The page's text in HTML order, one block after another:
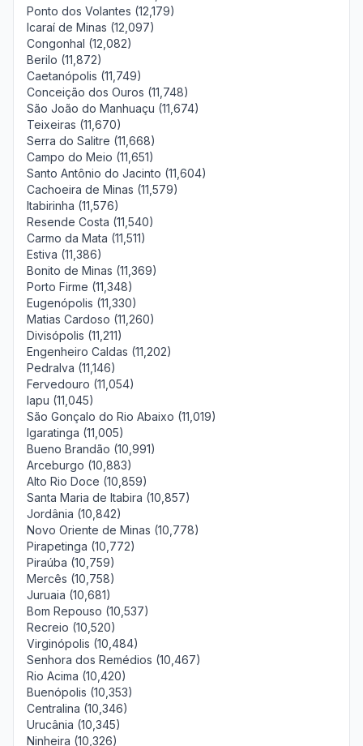
Ponto dos Volantes (12,179)
Icaraí de Minas (12,097)
Congonhal (12,082)
Berilo (11,872)
Caetanópolis (11,749)
Conceição dos Ouros (11,748)
São João do Manhuaçu (11,674)
Teixeiras (11,670)
Serra do Salitre (11,668)
Campo do Meio (11,651)
Santo Antônio do Jacinto (11,604)
Cachoeira de Minas (11,579)
Itabirinha (11,576)
Resende Costa (11,540)
Carmo da Mata (11,511)
Estiva (11,386)
Bonito de Minas (11,369)
Porto Firme (11,348)
Eugenópolis (11,330)
Matias Cardoso (11,260)
Divisópolis (11,211)
Engenheiro Caldas (11,202)
Pedralva (11,146)
Fervedouro (11,054)
Iapu (11,045)
São Gonçalo do Rio Abaixo (11,019)
Igaratinga (11,005)
Bueno Brandão (10,991)
Arceburgo (10,883)
Alto Rio Doce (10,859)
Santa Maria de Itabira (10,857)
Jordânia (10,842)
Novo Oriente de Minas (10,778)
Pirapetinga (10,772)
Piraúba (10,759)
Mercês (10,758)
Juruaia (10,681)
Bom Repouso (10,537)
Recreio (10,520)
Virginópolis (10,484)
Senhora dos Remédios (10,467)
Rio Acima (10,420)
Buenópolis (10,353)
Centralina (10,346)
Urucânia (10,345)
Ninheira (10,326)